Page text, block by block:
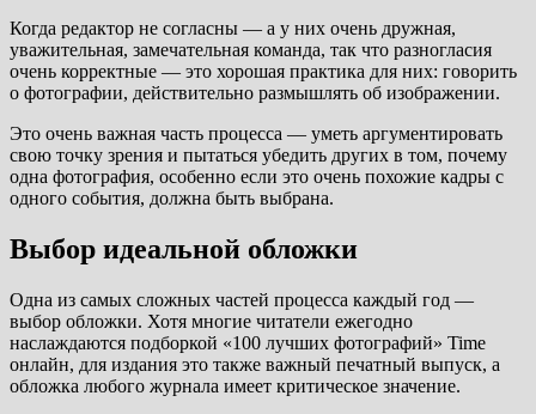
Когда редактор не согласны — а у них очень дружная,
уважительная, замечательная команда, так что разногласия
очень корректные — это хорошая практика для них: говорить
о фотографии, действительно размышлять об изображении.
Это очень важная часть процесса — уметь аргументировать
свою точку зрения и пытаться убедить других в том, почему
одна фотография, особенно если это очень похожие кадры с
одного события, должна быть выбрана.
Выбор идеальной обложки
Одна из самых сложных частей процесса каждый год —
выбор обложки. Хотя многие читатели ежегодно
наслаждаются подборкой «100 лучших фотографий» Time
онлайн, для издания это также важный печатный выпуск, а
обложка любого журнала имеет критическое значение.